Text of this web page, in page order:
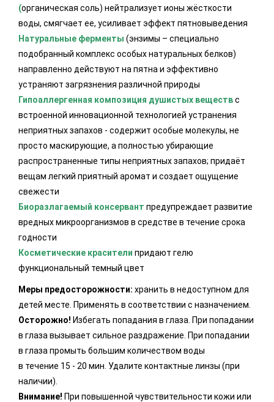
(органическая соль) нейтрализует ионы жёсткости
воды, смягчает ее, усиливает эффект пятновыведения
Натуральные ферменты (энзимы – специально
подобранный комплекс особых натуральных белков)
направленно действуют на пятна и эффективно
устраняют загрязнения различной природы
Гипоаллергенная композиция душистых веществс
встроенной инновационной технологией устранения
неприятных запахов - содержит особые молекулы, не
просто маскирующие, а полностью убирающие
распространенные типы неприятных запахов; придаёт
вещам легкий приятный аромат и создает ощущение
свежести
Биоразлагаемый консервант предупреждает развитие
вредных микроорганизмов в средстве в течение срока
годности
Косметические красители придают гелю
функциональный темный цвет
Меры предосторожности: хранить в недоступном для
детей месте. Применять в соответствии с назначением.
Осторожно! Избегать попадания в глаза. При попадании
в глаза вызывает сильное раздражение. При попадании
в глаза промыть большим количеством воды
в течение 15 - 20 мин. Удалите контактные линзы (при
наличии).
Внимание! При повышенной чувствительности кожи или